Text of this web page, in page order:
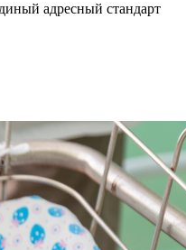
адресный стандарт